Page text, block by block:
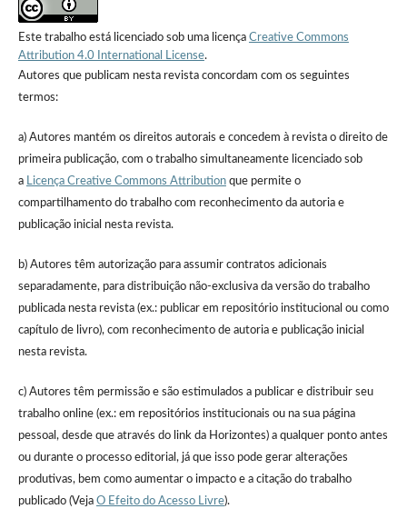
Este trabalho está licenciado sob uma licença Creative Commons
Attribution 4.0 International License.
Autores que publicam nesta revista concordam com os seguintes
termos:
a) Autores mantém os direitos autorais e concedem à revista o direito de
primeira publicação, com o trabalho simultaneamente licenciado sob
a
Licença Creative Commons Attributionque permite o
compartilhamento do trabalho com reconhecimento da autoria e
publicação inicial nesta revista.
b) Autores têm autorização para assumir contratos adicionais
separadamente, para distribuição não-exclusiva da versão do trabalho
publicada nesta revista (ex.: publicar em repositório institucional ou como
capítulo de livro), com reconhecimento de autoria e publicação inicial
nesta revista.
c) Autores têm permissão e são estimulados a publicar e distribuir seu
trabalho online (ex.: em repositórios institucionais ou na sua página
pessoal, desde que através do link da Horizontes) a qualquer ponto antes
ou durante o processo editorial, já que isso pode gerar alterações
produtivas, bem como aumentar o impacto e a citação do trabalho
publicado (Veja O Efeito do Acesso Livre).